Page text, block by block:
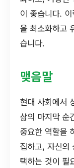
이 좋습니다.
을 최소화하고
습니다.
맺음말
현대 사회에서
삶의 마지막 순
중요한 역할을
집하고, 자신의
택하는 것이 필